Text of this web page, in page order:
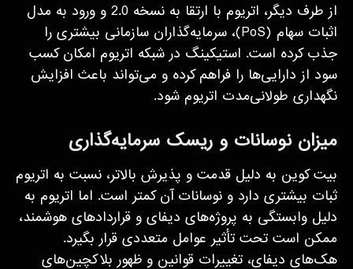
از طرف دیگر، اتریوم با ارتقا به نسخه 2.0 و ورود به مدل
اثبات سهام (PoS)، سرمایه‌گذاران سازمانی بیشتری را
جذب کرده است. استیکینگ در شبکه اتریوم امکان کسب
سود از دارایی‌ها را فراهم کرده و می‌تواند باعث افزایش
نگهداری طولانی‌مدت اتریوم شود.
میزان نوسانات و ریسک سرمایه‌گذاری
بیت کوین به دلیل قدمت و پذیرش بالاتر، نسبت به اتریوم
ثبات بیشتری دارد و نوسانات آن کمتر است. اما اتریوم به
دلیل وابستگی به پروژه‌های دیفای و قراردادهای هوشمند،
ممکن است تحت تأثیر عوامل متعددی قرار بگیرد.
هک‌های دیفای، تغییرات قوانین و ظهور بلاکچین‌های